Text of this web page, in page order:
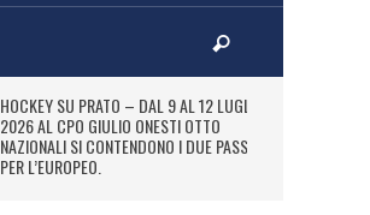
HOCKEY SU PRATO – DAL 9 AL 12 LUGLIO
2026 AL CPO GIULIO ONESTI OTTO
NAZIONALI SI CONTENDONO I DUE PASS
PER L’EUROPEO.